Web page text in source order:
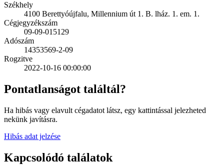
Székhely
4100 Berettyóújfalu, Millennium út 1. B. lház. 1. em. 1.
Cégjegyzékszám
09-09-015129
Adószám
14353569-2-09
Rogzitve
2022-10-16 00:00:00
Pontatlanságot találtál?
Ha hibás vagy elavult cégadatot látsz, egy kattintással jelezheted
nekünk javításra.
Hibás adat jelzése
Kapcsolódó találatok